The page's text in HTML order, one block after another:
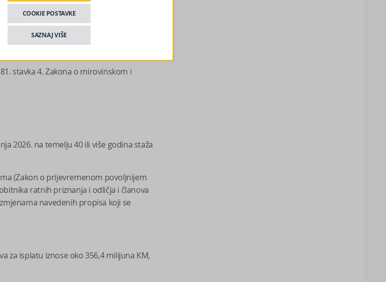
staža i više, a manje od 40 godina – 85 %
staža i više – 95 % osnovice, iznosi 688,14
stavka 4. Zakona o mirovinskom i
2026. na temelju 40 ili više godina staža
(Zakon o prijevremenom povoljnijem
ratnih priznanja i odličja i članova
navedenih propisa koji se
za isplatu iznose oko 356,4 milijuna KM,
COOKIE POSTAVKE
SAZNAJ VIŠE